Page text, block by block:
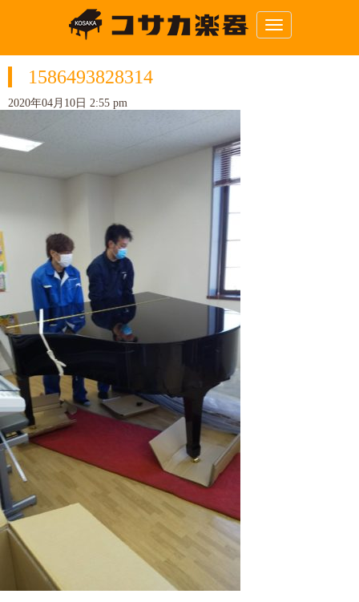
N
a
1586493828314
2020年04月10日 2:55 pm